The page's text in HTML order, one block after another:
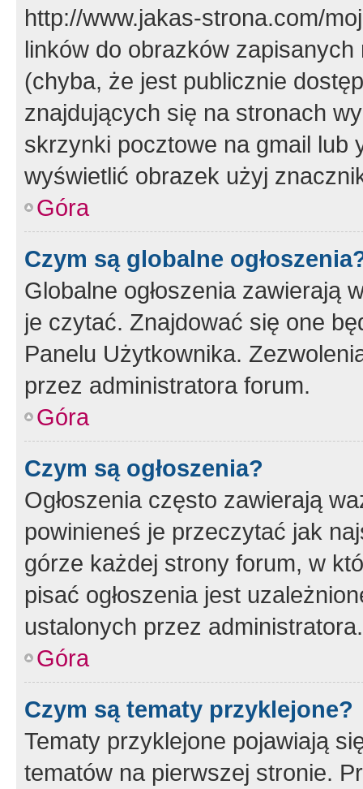
http://www.jakas-strona.com/
linków do obrazków
(chyba, że jest publicznie
znajdujących się na stronach
skrzynki pocztowe na gmail lub
wyświetlić obrazek użyj
Góra
Czym są globalne
Globalne ogłoszenia zawierają
je czytać. Znajdować się one
Panelu Użytkownika.
przez administratora forum.
Góra
Czym są ogłoszenia?
Ogłoszenia często zawierają
powinieneś je przeczytać jak
górze każdej strony forum, w
pisać ogłoszenia jest
ustalonych przez administratora.
Góra
Czym są tematy przyklejone?
Tematy przyklejone pojawiają
tematów na pierwszej stronie.